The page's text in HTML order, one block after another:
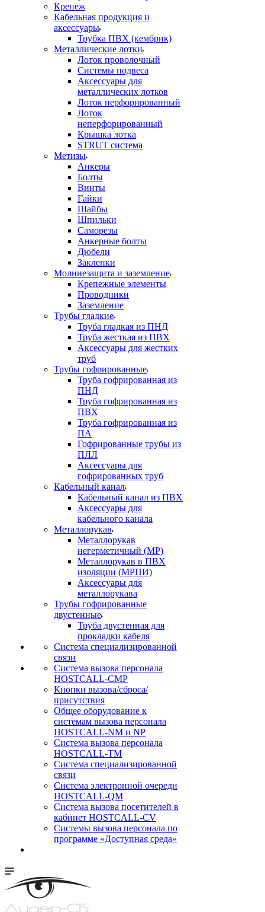
Крепеж
Кабельная продукция и
аксессуары
Трубка ПВХ (кембрик)
Металлические лотки
Лоток проволочный
Системы подвеса
Аксессуары для
металлических лотков
Лоток перфорированный
Лоток
неперфорированный
Крышка лотка
STRUT система
Метизы
Анкеры
Болты
Винты
Гайки
Шайбы
Шпильки
Саморезы
Анкерные болты
Дюбели
Заклепки
Молниезащита и заземление
Крепежные элементы
Проводники
Заземление
Трубы гладкие
Труба гладкая из ПНД
Труба жесткая из ПВХ
Аксессуары для жестких
труб
Трубы гофрированные
Труба гофрированная из
ПНД
Труба гофрированная из
ПВХ
Труба гофрированная из
ПА
Гофрированные трубы из
ПЛЛ
Аксессуары для
гофрированных труб
Кабельный канал
Кабельный канал из ПВХ
Аксессуары для
кабельного канала
Металлорукав
Металлорукав
негерметичный (МР)
Металлорукав в ПВХ
изоляции (МРПИ)
Аксессуары для
металлорукава
Трубы гофрированные
двустенные
Труба двустенная для
прокладки кабеля
Система специализированной
связи
Cистема вызова персонала
HOSTCALL-CMP
Кнопки вызова/сброса/
присутствия
Общее оборудование к
системам вызова персонала
HOSTCALL-NM и NP
Система вызова персонала
HOSTCALL-TM
Система специализированной
связи
Система электронной очереди
HOSTCALL-QM
Cистема вызова посетителей в
кабинет HOSTCALL-CV
Системы вызова персонала по
программе «Доступная среда»